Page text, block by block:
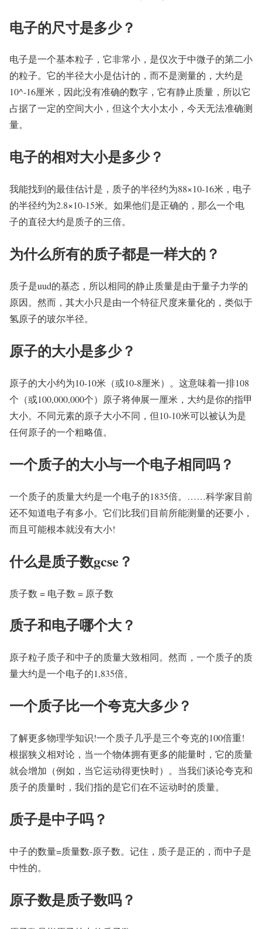
电子的尺寸是多少？
电子是一个基本粒子，它非常小，是仅次于中微子的第二小
的粒子。它的半径大小是估计的，而不是测量的，大约是
10^-16厘米，因此没有准确的数字，它有静止质量，所以它
占据了一定的空间大小，但这个大小太小，今天无法准确测
量。
电子的相对大小是多少？
我能找到的最佳估计是，质子的半径约为88×10-16米，电子
的半径约为2.8×10-15米。如果他们是正确的，那么一个电
子的直径大约是质子的三倍。
为什么所有的质子都是一样大的？
质子是uud的基态，所以相同的静止质量是由于量子力学的
原因。然而，其大小只是由一个特征尺度来量化的，类似于
氢原子的玻尔半径。
原子的大小是多少？
原子的大小约为10-10米（或10-8厘米）。这意味着一排108
个（或100,000,000个）原子将伸展一厘米，大约是你的指甲
大小。不同元素的原子大小不同，但10-10米可以被认为是
任何原子的一个粗略值。
一个质子的大小与一个电子相同吗？
一个质子的质量大约是一个电子的1835倍。……科学家目前
还不知道电子有多小。它们比我们目前所能测量的还要小，
而且可能根本就没有大小!
什么是质子数gcse？
质子数 = 电子数 = 原子数
质子和电子哪个大？
原子粒子质子和中子的质量大致相同。然而，一个质子的质
量大约是一个电子的1,835倍。
一个质子比一个夸克大多少？
了解更多物理学知识!一个质子几乎是三个夸克的100倍重!
根据狭义相对论，当一个物体拥有更多的能量时，它的质量
就会增加（例如，当它运动得更快时）。当我们谈论夸克和
质子的质量时，我们指的是它们在不运动时的质量。
质子是中子吗？
中子的数量=质量数-原子数。记住，质子是正的，而中子是
中性的。
原子数是质子数吗？